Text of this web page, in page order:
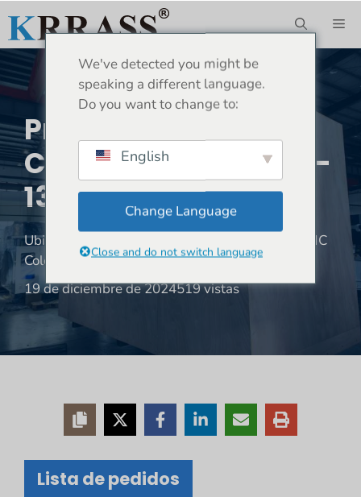
contenido
Prensa Plegadora
CNC Colombia-MB8-
135T3200
Ubicación:
Prensa plegadora CNC
Colombia-MB8-135T3200
19 de diciembre de 2024519 vistas
Lista de pedidos
We've detected you might be
speaking a different language.
Do you want to change to:
English
Change Language
Close and do not switch language